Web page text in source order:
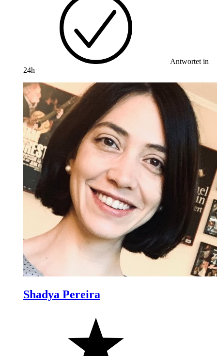
Antwortet in
24h
Shadya Pereira